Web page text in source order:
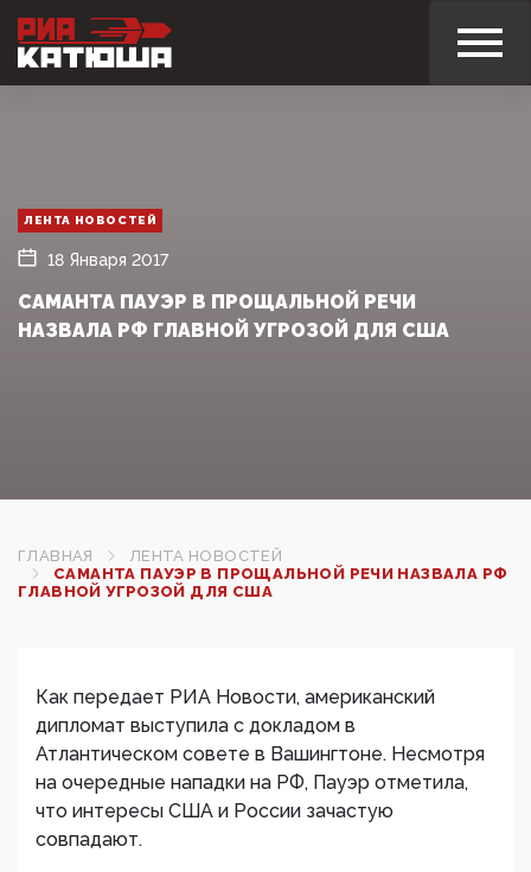
ЛЕНТА НОВОСТЕЙ
18 Января 2017
САМАНТА ПАУЭР В ПРОЩАЛЬНОЙ РЕЧИ
НАЗВАЛА РФ ГЛАВНОЙ УГРОЗОЙ ДЛЯ США‍
ГЛАВНАЯ
ЛЕНТА НОВОСТЕЙ
САМАНТА ПАУЭР В ПРОЩАЛЬНОЙ РЕЧИ НАЗВАЛА РФ
ГЛАВНОЙ УГРОЗОЙ ДЛЯ США‍
Как передает РИА Новости, американский
дипломат выступила с докладом в
Атлантическом совете в Вашингтоне. Несмотря
на очередные нападки на РФ, Пауэр отметила,
что интересы США и России зачастую
совпадают.